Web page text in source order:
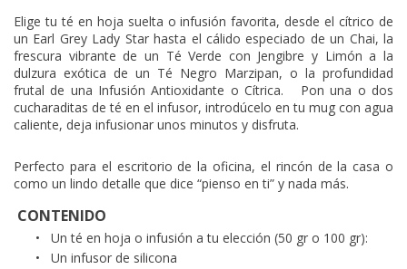
Elige tu té en hoja suelta o infusión favorita, desde el cítrico de
un Earl Grey Lady Star hasta el cálido especiado de un Chai, la
frescura vibrante de un Té Verde con Jengibre y Limón a la
dulzura exótica de un Té Negro Marzipan, o la profundidad
frutal de una Infusión Antioxidante o Cítrica.
Pon una o dos
cucharaditas de té en el infusor, introdúcelo en tu mug con agua
caliente, deja infusionar unos minutos y disfruta.
Perfecto para el escritorio de la oficina, el rincón de la casa o
como un lindo detalle que dice “pienso en ti” y nada más.
CONTENIDO
•
Un té en hoja o infusión a tu elección (50 gr o 100 gr):
•
Un infusor de silicona